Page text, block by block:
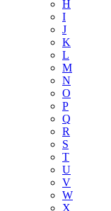
H
I
J
K
L
M
N
O
P
Q
R
S
T
U
V
W
X